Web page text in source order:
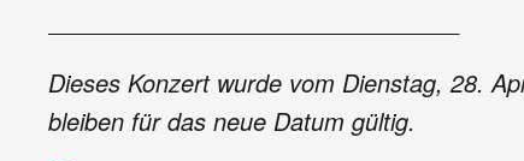
Dieses Konzert wurde vom Dienstag, 28.
bleiben für das neue Datum gültig.